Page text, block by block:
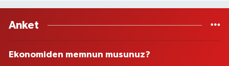
Anket
Ekonomiden memnun musunuz?